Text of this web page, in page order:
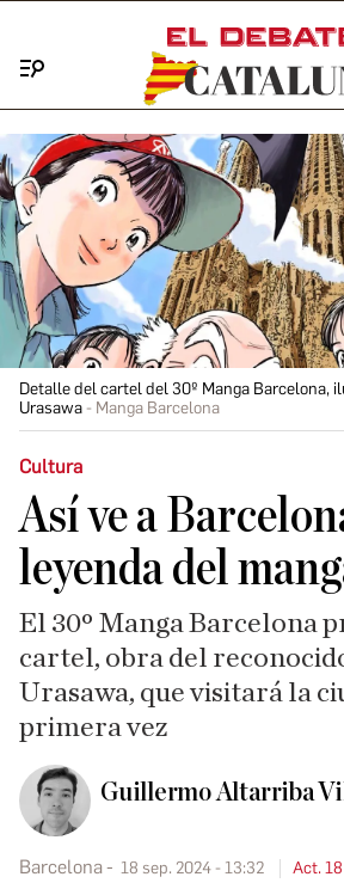
Detalle del cartel del 30º Manga Barcelona,
Urasawa
Manga Barcelona
Cultura
Así ve a
leyenda del
El 30º Manga Barcelona
cartel, obra del
Urasawa, que visitará la
primera vez
Guillermo Altarriba
Barcelona 18 sep. 2024 - 13:32 Act.